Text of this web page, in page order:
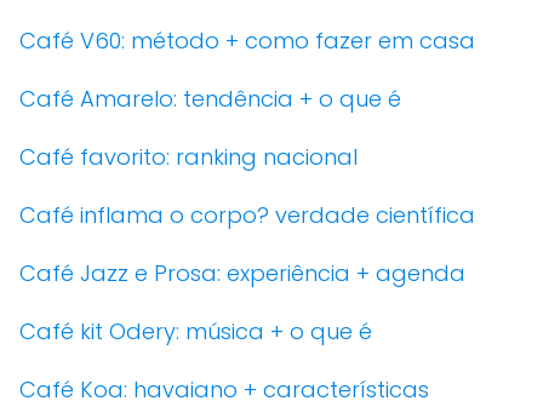
Café V60: método + como fazer em casa
Café Amarelo: tendência + o que é
Café favorito: ranking nacional
Café inflama o corpo? verdade científica
Café Jazz e Prosa: experiência + agenda
Café kit Odery: música + o que é
Café Koa: havaiano + características